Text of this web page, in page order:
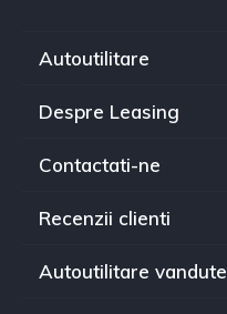
Autoutilitare
Despre Leasing
Contactati-ne
Recenzii clienti
Autoutilitare vandute